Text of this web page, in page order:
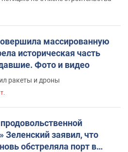
массированную
историческая часть
Фото и видео
ракеты и дроны
Зеленский заявил, что
обстреляла порт в